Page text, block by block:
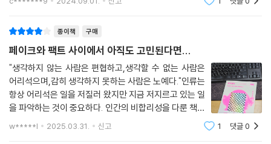
종이책 구매
페이크와 팩트 사이에서 아직도 고민된다면...
"생각하지 않는 사람은 편협하고,생각할 수 없는 사람은
어리석으며,감히 생각하지 못하는 사람은 노예다."인류는
항상 어리석은 일을 저질러 왔지만 지금 저지르고 있는 일
을 파악하는 것이 중요하다. 인간의 비합리성을 다룬 책이
다.미국 소비에트 연방 냉전 중에 서로의 공격을 오해해서
w*****l 2025.03.31. 신고 1 댓글0